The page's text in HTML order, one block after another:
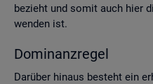
be­zieht und somit auch hier
wen­den ist.
Do­mi­nanz­re­gel
Dar­über hin­aus be­steht ein